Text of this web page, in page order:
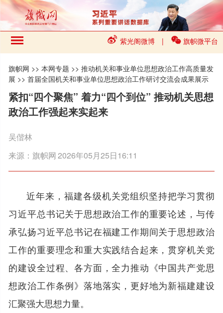
紫光阁微博 | 旗帜微平台
旗帜网 >>本网专题 >>推动机关和事业单位思想政治工作高质量发
展 >>首届全国机关和事业单位思想政治工作研讨交流会成果展示
紧扣“四个聚焦” 着力“四个到位” 推动机关思想
政治工作强起来实起来
吴偕林
来源：旗帜网2026年05月25日16:11
近年来，福建各级机关党组织坚持把学习贯彻
习近平总书记关于思想政治工作的重要论述，与传
承弘扬习近平总书记在福建工作期间关于思想政治
工作的重要理念和重大实践结合起来，贯穿机关党
的建设全过程、各方面，全力推动《中国共产党思
想政治工作条例》落地落实，更好地为新福建建设
汇聚强大思想力量。